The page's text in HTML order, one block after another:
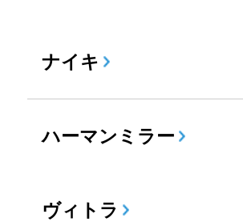
ナイキ
ハーマンミラー
ヴィトラ